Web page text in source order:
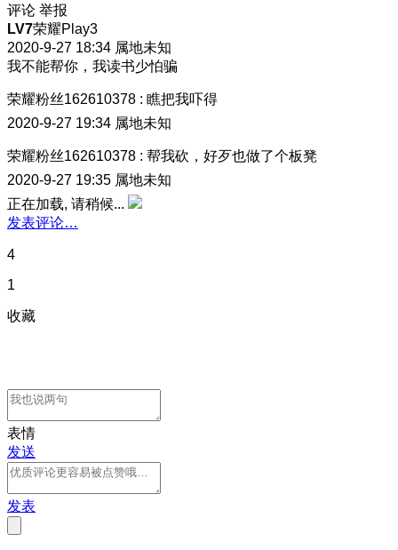
评论 举报
LV7荣耀Play3
2020-9-27 18:34 属地未知
我不能帮你，我读书少怕骗
荣耀粉丝162610378 : 瞧把我吓得
2020-9-27 19:34 属地未知
荣耀粉丝162610378 : 帮我砍，好歹也做了个板凳
2020-9-27 19:35 属地未知
正在加载, 请稍候...
发表评论…
4
1
收藏
表情
发送
发表